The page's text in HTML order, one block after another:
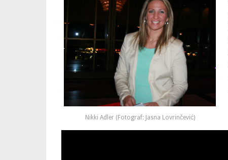
Nikki Adler (Fotograf: Jasna Lovrinčević)